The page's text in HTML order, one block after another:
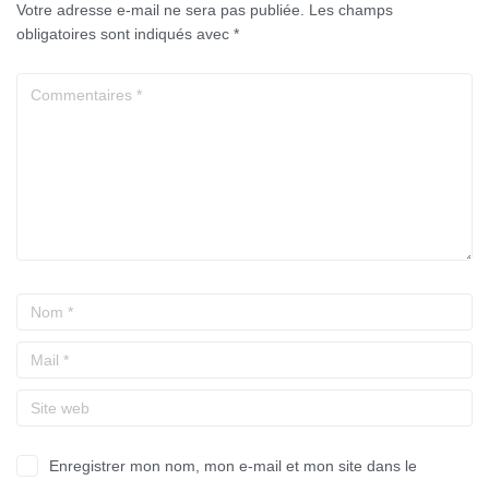
Votre adresse e-mail ne sera pas publiée.
Les champs
obligatoires sont indiqués avec *
Enregistrer mon nom, mon e-mail et mon site dans le